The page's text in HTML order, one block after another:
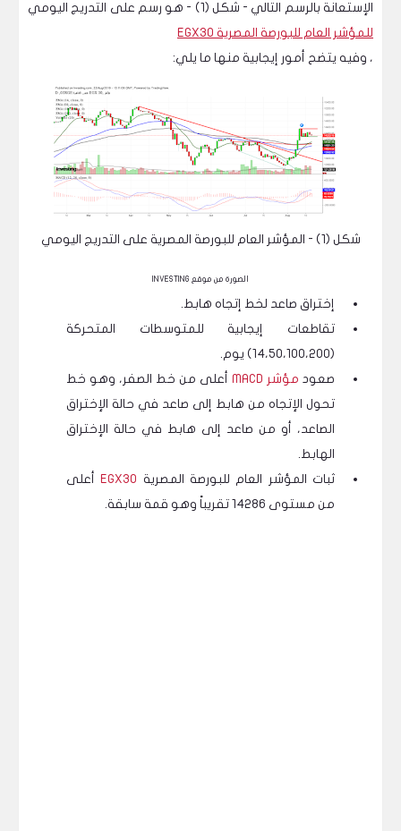
الإستعانة بالرسم التالي - شكل (1) - هو رسم على التدريج اليومي
للمؤشر العام للبورصة المصرية EGX30
، وفيه يتضح أمور إيجابية منها ما يلي:
شكل (1) - المؤشر العام للبورصة المصرية على التدريج اليومي
الصورة من موقع INVESTING
إختراق صاعد لخط إتجاه هابط.
تقاطعات إيجابية للمتوسطات المتحركة
(14،50،100،200) يوم.
صعود مؤشر MACD
أعلى من خط الصفر، وهو خط
تحول الإتجاه من هابط إلى صاعد في حالة الإختراق
الصاعد، أو من صاعد إلى هابط في حالة الإختراق
الهابط.
ثبات المؤشر العام للبورصة المصرية EGX30 أعلى
من مستوى 14286 تقريباً وهو قمة سابقة.